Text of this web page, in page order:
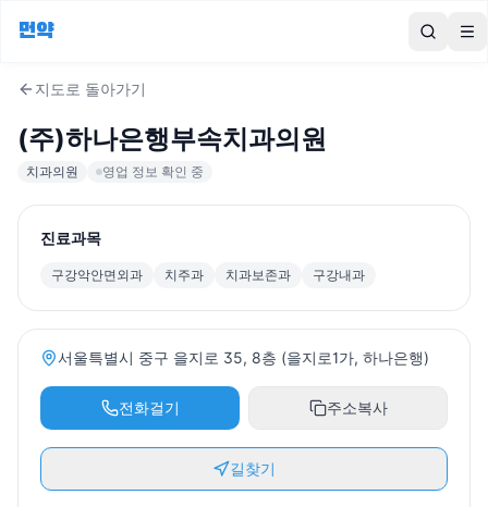
먼약
지도로 돌아가기
(주)하나은행부속치과의원
치과의원 영업 정보 확인 중
진료과목
구강악안면외과 치주과 치과보존과 구강내과
서울특별시 중구 을지로 35, 8층 (을지로1가, 하나은행)
전화걸기 주소복사
길찾기